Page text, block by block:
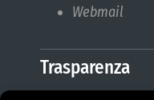
Webmail
Trasparenza